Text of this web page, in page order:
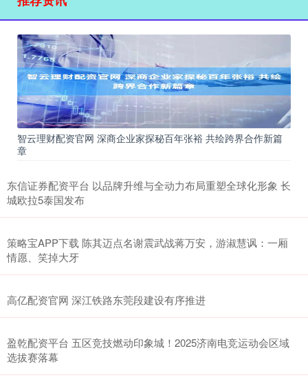
智云理财配资官网 深商企业家探秘百年张裕 共绘跨界合作新篇
章
东信证券配资平台 以品牌升维与全动力布局重塑全球化形象 长
城欧拉5泰国发布
策略宝APP下载 陈其迈点名谢震武战蒋万安，游淑慧讽：一厢
情愿、笑掉大牙
高亿配资官网 深江铁路东莞段建设有序推进
盈乾配资平台 五区竞技燃动印象城！2025济南电竞运动会区域
选拔赛落幕